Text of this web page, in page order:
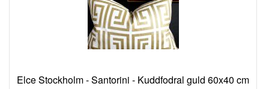
Elce Stockholm - Santorini - Kuddfodral guld 60x40 cm